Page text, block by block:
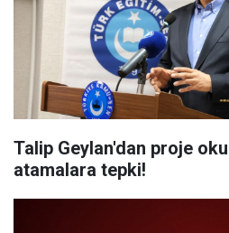
Talip Geylan'dan proje
atamalara tepki!